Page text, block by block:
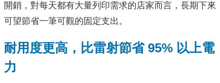
開銷，對每天都有大量列印需求的店家而言，長期下來
可望節省一筆可觀的固定支出。
耐用度更高，比雷射節省 95% 以上電
力